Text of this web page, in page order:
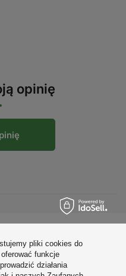
opinię
pliki cookies do
oferować funkcje
działania